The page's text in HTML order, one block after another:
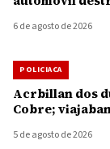
6 de agosto de 2026
POLICIACA
Acrbillan dos
Cobre;
5 de agosto de 2026